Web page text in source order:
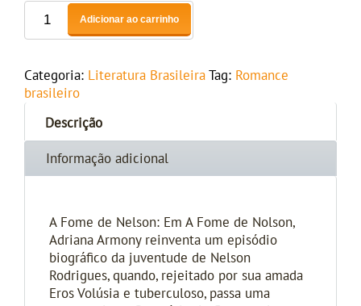
Adicionar ao carrinho
Categoria: Literatura Brasileira Tag: Romance
brasileiro
Descrição
Informação adicional
A Fome de Nelson: Em A Fome de Nolson,
Adriana Armony reinventa um episódio
biográfico da juventude de Nelson
Rodrigues, quando, rejeitado por sua amada
Eros Volúsia e tuberculoso, passa uma